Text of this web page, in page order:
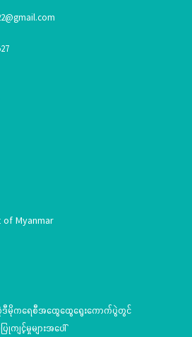
of Myanmar
စုံဒီမိုကရေစီအထွေထွေရွေးကောက်ပွဲတွင်
ကျင့်မှုများအပေါ်